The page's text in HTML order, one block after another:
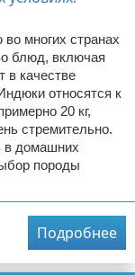
многих странах
блюд, включая
в качестве
относятся к
20 кг,
стремительно.
в домашних
породы
Подробнее